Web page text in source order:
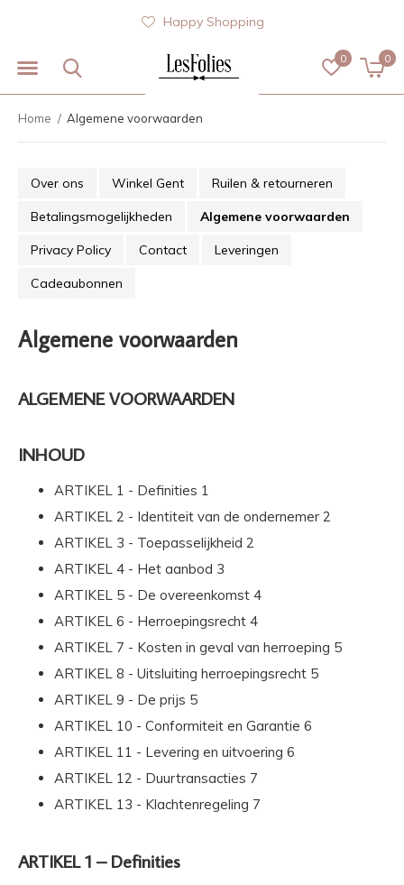
0 0
Happy Shopping
Home Algemene voorwaarden
Over ons Winkel Gent Ruilen & retourneren
Betalingsmogelijkheden Algemene voorwaarden
Privacy Policy Contact Leveringen
Cadeaubonnen
Algemene voorwaarden
ALGEMENE VOORWAARDEN
INHOUD
ARTIKEL 1 - Definities 1
ARTIKEL 2 - Identiteit van de ondernemer 2
ARTIKEL 3 - Toepasselijkheid 2
ARTIKEL 4 - Het aanbod 3
ARTIKEL 5 - De overeenkomst 4
ARTIKEL 6 - Herroepingsrecht 4
ARTIKEL 7 - Kosten in geval van herroeping 5
ARTIKEL 8 - Uitsluiting herroepingsrecht 5
ARTIKEL 9 - De prijs 5
ARTIKEL 10 - Conformiteit en Garantie 6
ARTIKEL 11 - Levering en uitvoering 6
ARTIKEL 12 - Duurtransacties 7
ARTIKEL 13 - Klachtenregeling 7
ARTIKEL 1 – Definities